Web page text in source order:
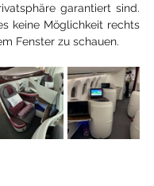
garantiert sind.
keine Möglichkeit rechts
Fenster zu schauen.